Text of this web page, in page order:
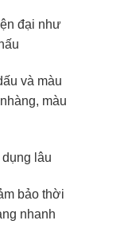
đại như
và màu
màu
lâu
bảo thời
nhanh